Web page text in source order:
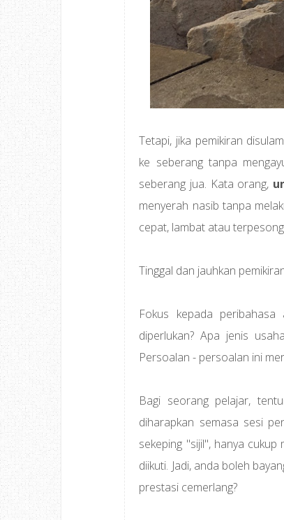
Tetapi, jika pemikiran
ke seberang tanpa
seberang jua. Kata orang,
menyerah nasib tanpa
cepat, lambat atau
Tinggal dan jauhkan
Fokus kepada
diperlukan? Apa jenis
Persoalan - persoalan ini
Bagi seorang pelajar,
diharapkan semasa sesi
sekeping "sijil", hanya
diikuti. Jadi, anda boleh
prestasi cemerlang?